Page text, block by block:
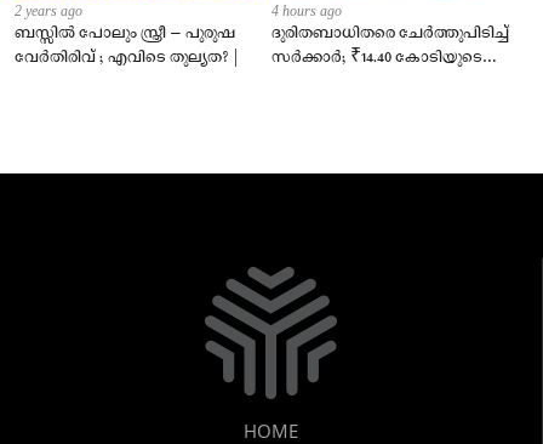
2 years ago
ബസ്സിൽ പോലും സ്ത്രീ – പുരുഷ
വേർതിരിവ് ; എവിടെ തുല്യത? |
4 hours ago
ദുരിതബാധിതരെ ചേർത്തുപിടിച്ച്
സർക്കാർ; ₹14.40 കോടിയുടെ
HOME